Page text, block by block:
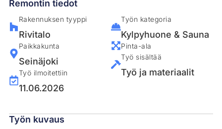
Remontin tiedot
Rakennuksen tyyppi
Rivitalo
Paikkakunta
Seinäjoki
Työ ilmoitettiin
11.06.2026
Työn kategoria
Kylpyhuone & Sauna
Pinta-ala
Työ sisältää
Työ ja materiaalit
Työn kuvaus